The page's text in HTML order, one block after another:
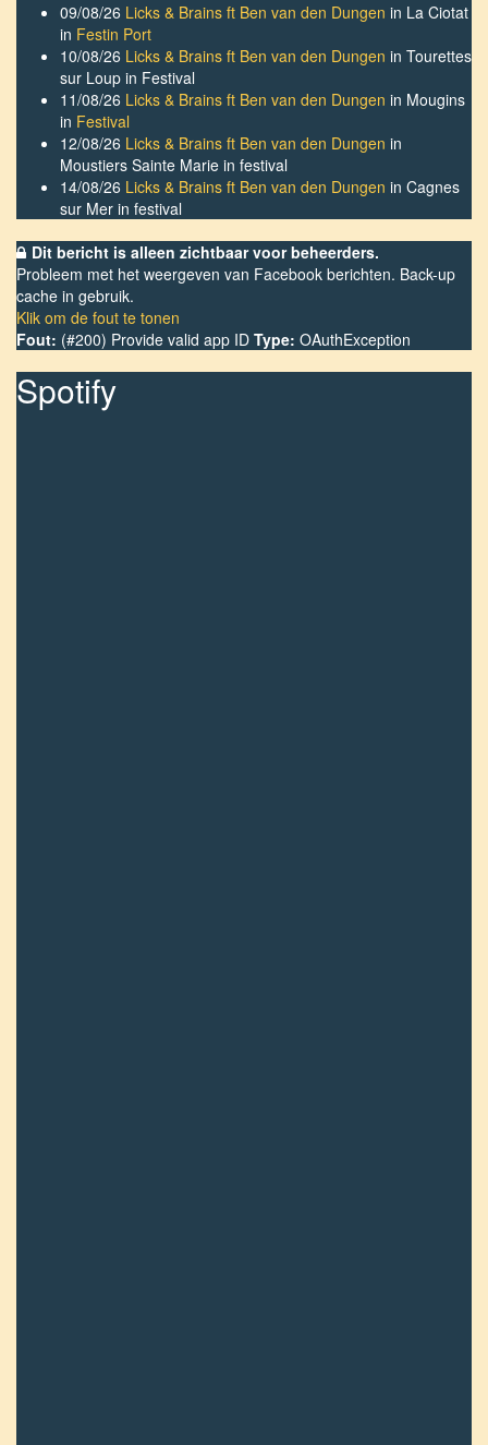
09/08/26 Licks & Brains ft Ben van den Dungen in La Ciotat
in Festin Port
10/08/26 Licks & Brains ft Ben van den Dungen in Tourettes
sur Loup in Festival
11/08/26 Licks & Brains ft Ben van den Dungen in Mougins
in Festival
12/08/26 Licks & Brains ft Ben van den Dungen in
Moustiers Sainte Marie in festival
14/08/26 Licks & Brains ft Ben van den Dungen in Cagnes
sur Mer in festival
Dit bericht is alleen zichtbaar voor beheerders.
Probleem met het weergeven van Facebook berichten. Back-up
cache in gebruik.
Klik om de fout te tonen
Fout: (#200) Provide valid app ID Type: OAuthException
Spotify